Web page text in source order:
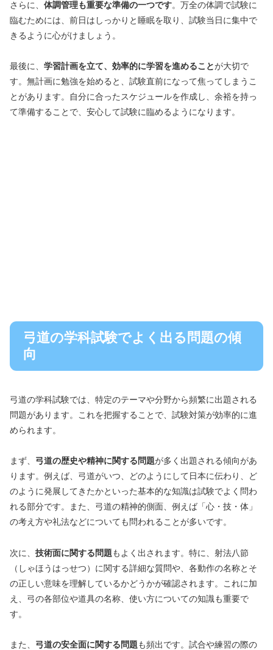
さらに、 体調管理も重要な準備の一つです。万全の体調で試験に
臨むためには、前日はしっかりと睡眠を取り、試験当日に集中で
きるように心がけましょう。
最後に、 学習計画を立て、効率的に学習を進めることが大切で
す。無計画に勉強を始めると、試験直前になって焦ってしまうこ
とがあります。自分に合ったスケジュールを作成し、余裕を持っ
て準備することで、安心して試験に臨めるようになります。
弓道の学科試験でよく出る問題の傾
向
弓道の学科試験では、特定のテーマや分野から頻繁に出題される
問題があります。これを把握することで、試験対策が効率的に進
められます。
まず、 弓道の歴史や精神に関する問題が多く出題される傾向があ
ります。例えば、弓道がいつ、どのようにして日本に伝わり、ど
のように発展してきたかといった基本的な知識は試験でよく問わ
れる部分です。また、弓道の精神的側面、例えば「心・技・体」
の考え方や礼法などについても問われることが多いです。
次に、 技術面に関する問題もよく出されます。特に、射法八節
（しゃほうはっせつ）に関する詳細な質問や、各動作の名称とそ
の正しい意味を理解しているかどうかが確認されます。これに加
え、弓の各部位や道具の名称、使い方についての知識も重要で
す。
また、 弓道の安全面に関する問題も頻出です。試合や練習の際の